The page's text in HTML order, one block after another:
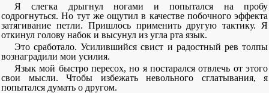
Я слегка дрыгнул ногами и попытался на пробу
содрогнуться. Но тут же ощутил в качестве побочного эффекта
затягивание петли. Пришлось применить другую тактику. Я
откинул голову набок и высунул из угла рта язык.
Это сработало. Усилившийся свист и радостный рев толпы
вознаградили мои усилия.
Язык мой быстро пересох, но я постарался отвлечь от этого
свои мысли. Чтобы избежать невольного сглатывания, я
попытался думать о другом.